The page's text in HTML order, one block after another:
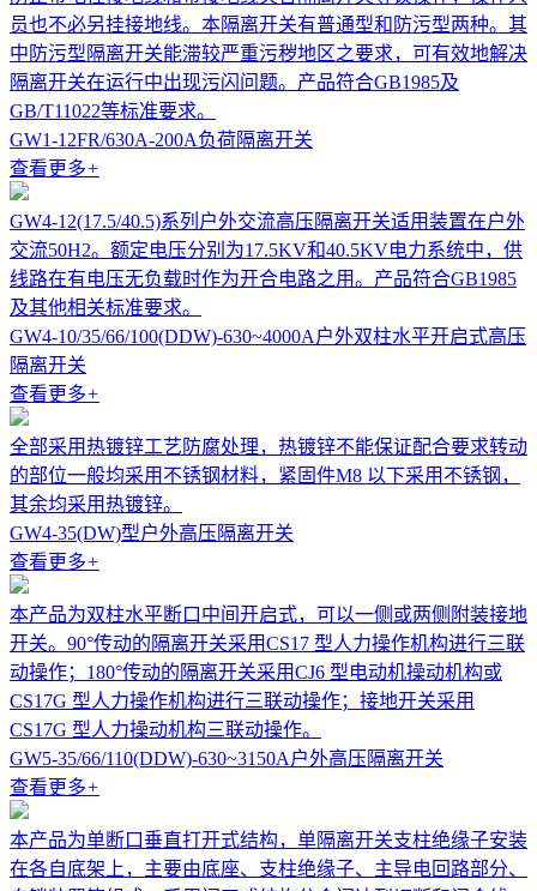
员也不必另挂接地线。本隔离开关有普通型和防污型两种。其
中防污型隔离开关能滞较严重污秽地区之要求，可有效地解决
隔离开关在运行中出现污闪问题。产品符合GB1985及
GB/T11022等标准要求。
GW1-12FR/630A-200A负荷隔离开关
查看更多+
GW4-12(17.5/40.5)系列户外交流高压隔离开关适用装置在户外
交流50H2。额定电压分别为17.5KV和40.5KV电力系统中，供
线路在有电压无负载时作为开合电路之用。产品符合GB1985
及其他相关标准要求。
GW4-10/35/66/100(DDW)-630~4000A户外双柱水平开启式高压
隔离开关
查看更多+
全部采用热镀锌工艺防腐处理，热镀锌不能保证配合要求转动
的部位一般均采用不锈钢材料，紧固件M8 以下采用不锈钢，
其余均采用热镀锌。
GW4-35(DW)型户外高压隔离开关
查看更多+
本产品为双柱水平断口中间开启式，可以一侧或两侧附装接地
开关。90°传动的隔离开关采用CS17 型人力操作机构进行三联
动操作；180°传动的隔离开关采用CJ6 型电动机操动机构或
CS17G 型人力操作机构进行三联动操作；接地开关采用
CS17G 型人力操动机构三联动操作。
GW5-35/66/110(DDW)-630~3150A户外高压隔离开关
查看更多+
本产品为单断口垂直打开式结构，单隔离开关支柱绝缘子安装
在各自底架上，主要由底座、支柱绝缘子、主导电回路部分、